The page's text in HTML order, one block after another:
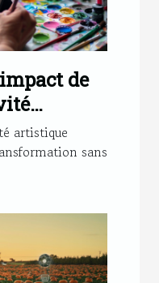
de
artistique
sans